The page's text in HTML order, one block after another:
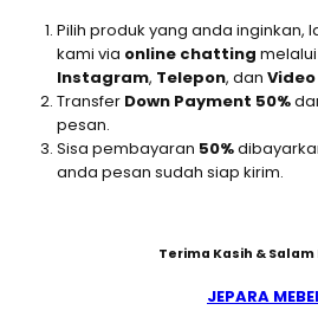
Pilih produk yang anda inginkan,
kami via online chatting melalui
Instagram, Telepon, dan
Transfer Down Payment 50%
pesan.
Sisa pembayaran 50%
anda pesan sudah siap kirim.
Terima Kasih &
JEPARA